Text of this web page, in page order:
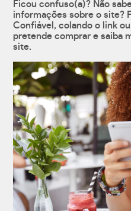
Ficou confuso(a)? Não
informações sobre o site?
Confiável, colando o link
pretende comprar e saiba
site.